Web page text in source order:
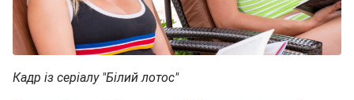
Кадр із серіалу "Білий лотос"